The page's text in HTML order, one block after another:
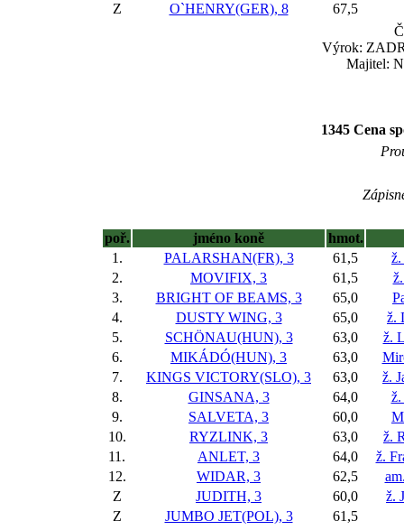
Z
O`HENRY(GER), 8
67,5
Výrok:
Majitel:
1345 Cena
poř. jméno koně
hmot.
1.
PALARSHAN(FR), 3 61,5
2.
MOVIFIX, 3 61,5
3.
BRIGHT OF BEAMS, 3 65,0
4.
DUSTY WING, 3 65,0
ž.
5.
SCHÖNAU(HUN), 3 63,0
ž.
6.
MIKÁDÓ(HUN), 3 63,0
7.
KINGS VICTORY(SLO), 3 63,0
ž.
8.
GINSANA, 3 64,0
ž.
9.
SALVETA, 3 60,0
10.
RYZLINK, 3 63,0
ž.
11.
ANLET, 3 64,0
ž.
12.
WIDAR, 3 62,5
Z
JUDITH, 3 60,0
ž.
Z
JUMBO JET(POL), 3
61,5